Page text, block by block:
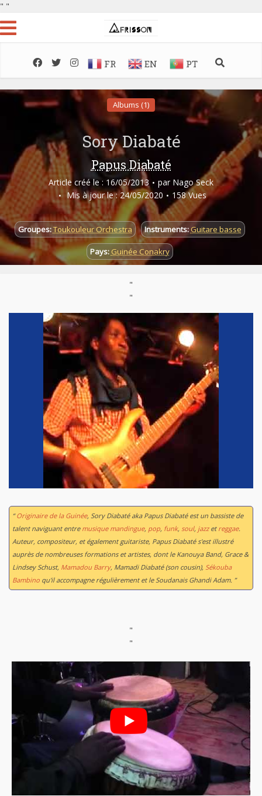
" "
FR EN PT
Albums (1)
Sory Diabaté
Papus Diabaté
Article créé le : 16/05/2013 par Nago Seck
Mis à jour le : 24/05/2020
158 Vues
Groupes:Toukouleur Orchestra Instruments:Guitare basse
Pays: Guinée Conakry
World / Musique du monde
"
"
“Originaire de la Guinée, Sory Diabaté aka Papus Diabaté est un bassiste de
talent naviguant entre musique mandingue, pop, funk, soul, jazzet reggae.
Auteur, compositeur, et également guitariste, Papus Diabaté s'est illustré
auprès de nombreuses formations et artistes, dont le Kanouya Band, Grace &
Lindsey Schust, Mamadou Barry, Mamadi Diabaté (son cousin), Sékouba
Bambino qu'il accompagne régulièrement et le Soudanais Ghandi Adam. ”
"
"